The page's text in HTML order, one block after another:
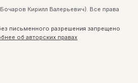
Кирилл Валерьевич). Все права
письменного разрешения запрещено
об авторских правах